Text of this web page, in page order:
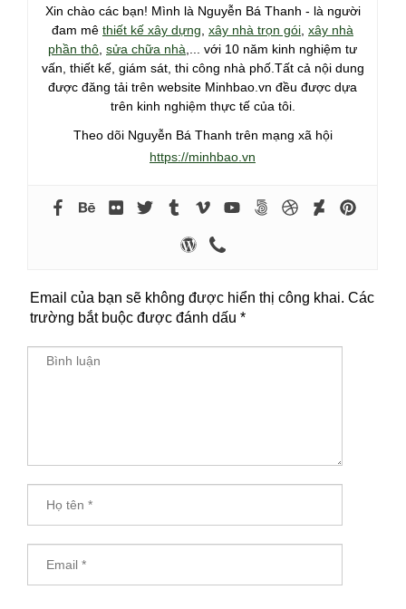
Xin chào các bạn! Mình là Nguyễn Bá Thanh - là người
đam mê thiết kế xây dựng xây nhà trọn gói xây nhà
phần thô sửa chữa nhà ,... với 10 năm kinh nghiệm tư
vấn, thiết kế, giám sát, thi công nhà phố.Tất cả nội dung
được đăng tải trên website Minhbao.vn đều được dựa
trên kinh nghiệm thực tế của tôi.
Theo dõi Nguyễn Bá Thanh trên mạng xã hội
https://minhbao.vn
Email của bạn sẽ không được hiển thị công khai. Các
trường bắt buộc được đánh dấu *